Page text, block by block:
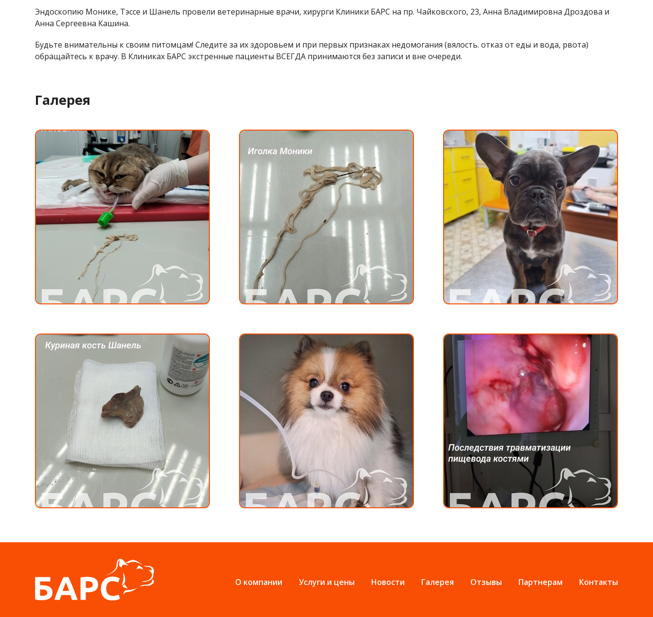
Эндоскопию Монике, Тэссе и Шанель провели ветеринарные врачи, хирурги Клиники БАРС на пр. Чайковского, 23, Анна Владимировна Дроздова и
Анна Сергеевна Кашина.
Будьте внимательны к своим питомцам! Следите за их здоровьем и при первых признаках недомогания (вялость. отказ от еды и вода, рвота)
обращайтесь к врачу. В Клиниках БАРС экстренные пациенты ВСЕГДА принимаются без записи и вне очереди.
Галерея
О компании Услуги и цены Новости Галерея Отзывы Партнерам Контакты